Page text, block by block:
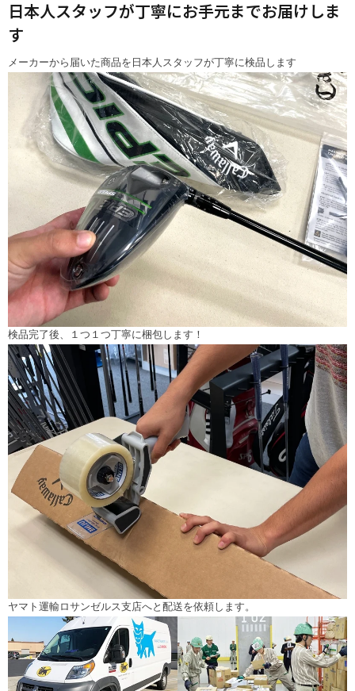
日本人スタッフが丁寧にお手元までお届けしま
す
メーカーから届いた商品を日本人スタッフが丁寧に検品します
検品完了後、１つ１つ丁寧に梱包します！
ヤマト運輸ロサンゼルス支店へと配送を依頼します。